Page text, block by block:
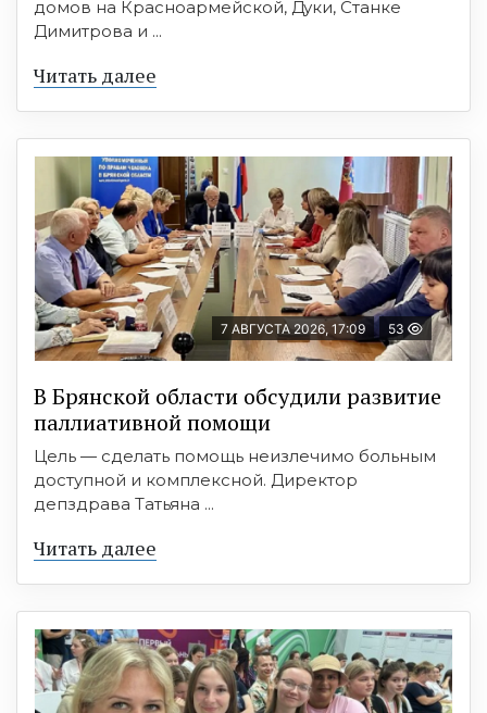
домов на Красноармейской, Дуки, Станке
Димитрова и ...
Читать далее
7 АВГУСТА 2026, 17:09 53
В Брянской области обсудили развитие
паллиативной помощи
Цель — сделать помощь неизлечимо больным
доступной и комплексной. Директор
депздрава Татьяна ...
Читать далее